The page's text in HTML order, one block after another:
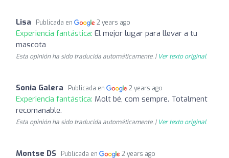
Lisa Publicada en 2 years ago
Experiencia fantástica: El mejor lugar para llevar a tu
mascota
Esta opinión ha sido traducida automáticamente. | Ver texto original
Sonia Galera Publicada en 2 years ago
Experiencia fantástica: Molt bé, com sempre. Totalment
recomanable.
Esta opinión ha sido traducida automáticamente. | Ver texto original
Montse DS Publicada en 2 years ago